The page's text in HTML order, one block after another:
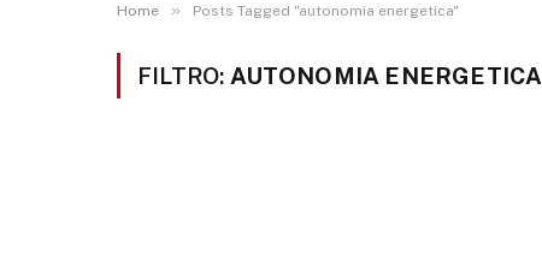
Home » Posts Tagged "autonomia energetica"
FILTRO: AUTONOMIA ENERGETICA